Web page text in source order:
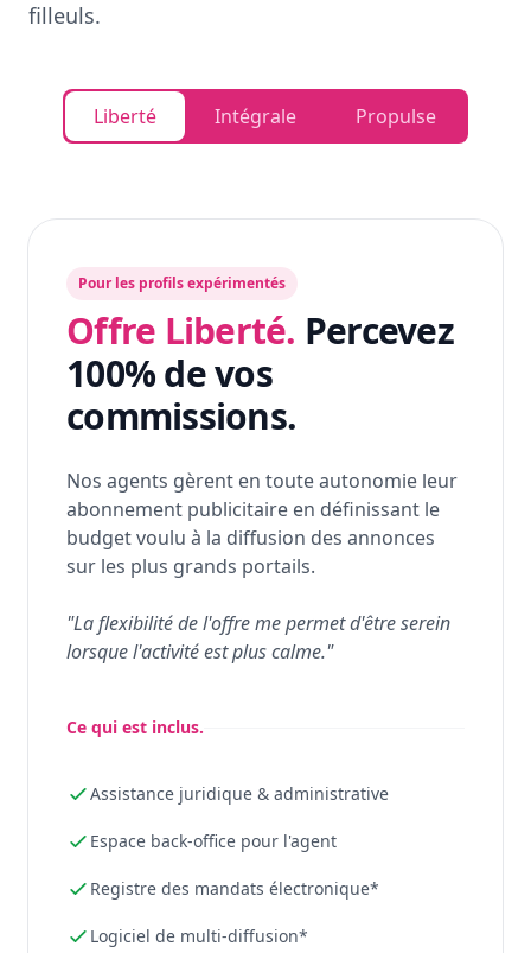
filleuls.
Liberté Intégrale Propulse
Pour les profils expérimentés
Offre Liberté. Percevez
100% de vos
commissions.
Nos agents gèrent en toute autonomie leur
abonnement publicitaire en définissant le
budget voulu à la diffusion des annonces
sur les plus grands portails.
"La flexibilité de l'offre me permet d'être serein
lorsque l'activité est plus calme."
Ce qui est inclus.
Assistance juridique & administrative
Espace back-office pour l'agent
Registre des mandats électronique*
Logiciel de multi-diffusion*